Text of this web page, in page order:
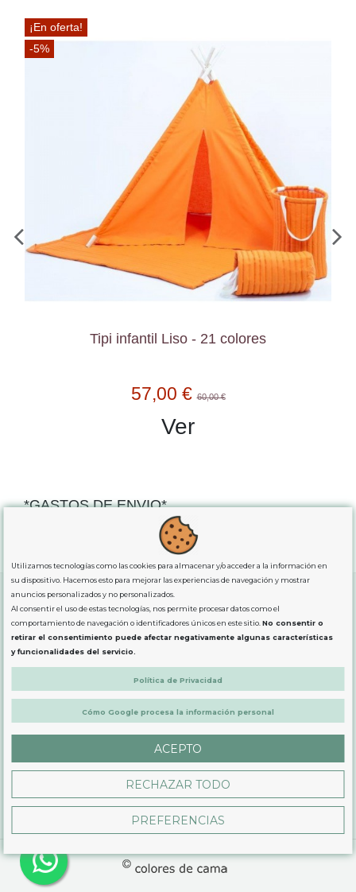
¡En oferta!
-5%
Tipi infantil Liso - 21 colores
57,00 €60,00 €
Ver
*GASTOS DE ENVIO*
para comprassuperiores a 80€
exclusiva para la peninsula.
SOBRE NOSOTROS
LEGAL
PRODUCTOS
CONTÁCTANOS
Utilizamos tecnologías como las cookies para almacenar y/o acceder a la información en
su dispositivo. Hacemos esto para mejorar las experiencias de navegación y mostrar
anuncios personalizados y no personalizados.
Al consentir el uso de estas tecnologías, nos permite procesar datos como el
comportamiento de navegación o identificadores únicos en este sitio.No consentir o
retirar el consentimiento puede afectar negativamente algunas características
y funcionalidades del servicio.
Política de Privacidad
Cómo Google procesa la información personal
ACEPTO
RECHAZAR TODO
PREFERENCIAS